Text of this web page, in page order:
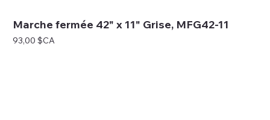
Marche fermée 42" x 11" Grise, MFG42-11
Prix
93,00 $CA